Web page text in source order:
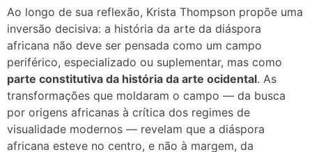
Ao longo de sua reflexão, Krista Thompson propõe uma
inversão decisiva: a história da arte da diáspora
africana não deve ser pensada como um campo
periférico, especializado ou suplementar, mas como
parte constitutiva da história da arte ocidental. As
transformações que moldaram o campo — da busca
por origens africanas à crítica dos regimes de
visualidade modernos — revelam que a diáspora
africana esteve no centro, e não à margem, da